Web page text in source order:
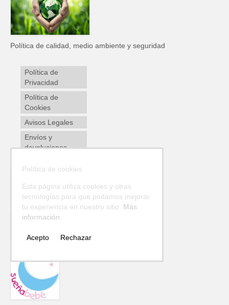
Política de calidad, medio ambiente y seguridad
Política de
Privacidad
Política de
Cookies
Avisos Legales
Envíos y
devoluciones
Política de cookies
Esta página utiliza cookies y otras
tecnologías para que podamos mejorar
tu experiencia en nuestro sitio: Más
información.
Acepto Rechazar